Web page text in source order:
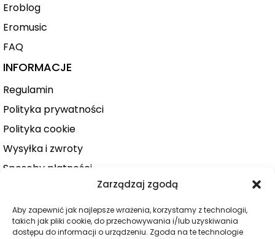
Zarządzaj zgodą
Aby zapewnić jak najlepsze wrażenia, korzystamy z technologii,
takich jak pliki cookie, do przechowywania i/lub uzyskiwania
dostępu do informacji o urządzeniu. Zgoda na te technologie
Eroblog
Eromusic
FAQ
INFORMACJE
Regulamin
Polityka prywatności
Polityka cookie
Wysyłka i zwroty
Sposoby płatności
Zamówienie
KATEGORIE